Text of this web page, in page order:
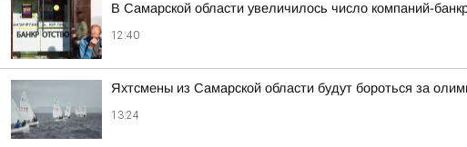
В Самарской области увеличилось число компаний-
12:40
Яхтсмены из Самарской области будут бороться за
13:24